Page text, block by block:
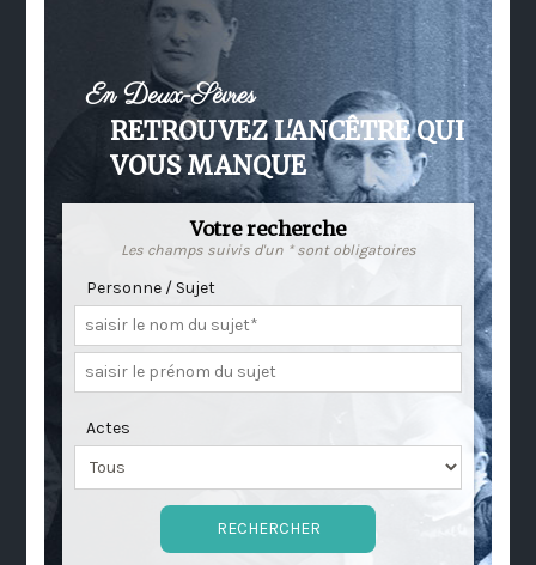
En Deux-Sèvres
RETROUVEZ L'ANCÊTRE QUI
VOUS MANQUE
Votre recherche
Les champs suivis d'un * sont obligatoires
Personne / Sujet
Actes